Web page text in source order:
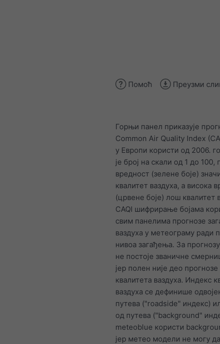
Помоћ Преузми
Горњи панел приказује
Common Air Quality Index
у Европи користи од 2006.
је број на скали од 1 до 100,
вредност (зелене боје)
квалитет ваздуха, а висока
(црвене боје) лош квалитет
CAQI шифрирање бојама
свим панелима прогнозе
ваздуха у метеограму ради
нивоа загађења. За
не постоје званичне
јер полен није део
квалитета ваздуха. Индекс
ваздуха се дефинише
путева ("roadside" индекс)
од путева ("background"
meteoblue користи
јер метео модели не могу да